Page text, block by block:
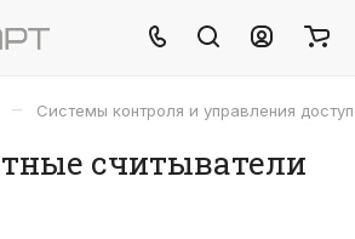
– Системы контроля и управления
считыватели